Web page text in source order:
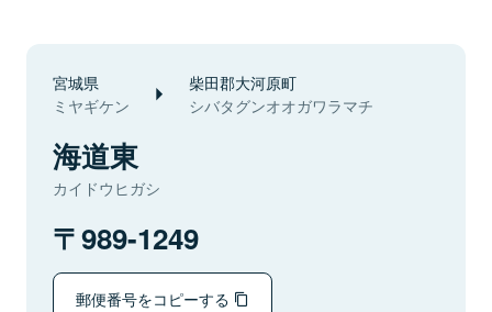
宮城県
ミヤギケン
柴田郡大河原町
シバタグンオオガワラマチ
海道東
カイドウヒガシ
989-1249
郵便番号をコピーする